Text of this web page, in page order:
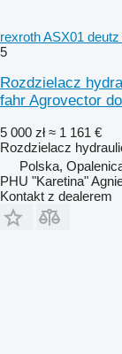
rexroth ASX01
5
Rozdzielacz
fahr Agrovector
5 000 zł ≈ 1 161 €
Rozdzielacz
Polska,
PHU "Karetina"
Kontakt z dealerem